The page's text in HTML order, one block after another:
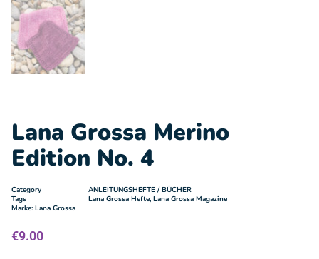
Lana Grossa Merino
Edition No. 4
Category
ANLEITUNGSHEFTE / BÜCHER
Tags
Lana Grossa Hefte, Lana Grossa Magazine
Marke: Lana Grossa
€9.00